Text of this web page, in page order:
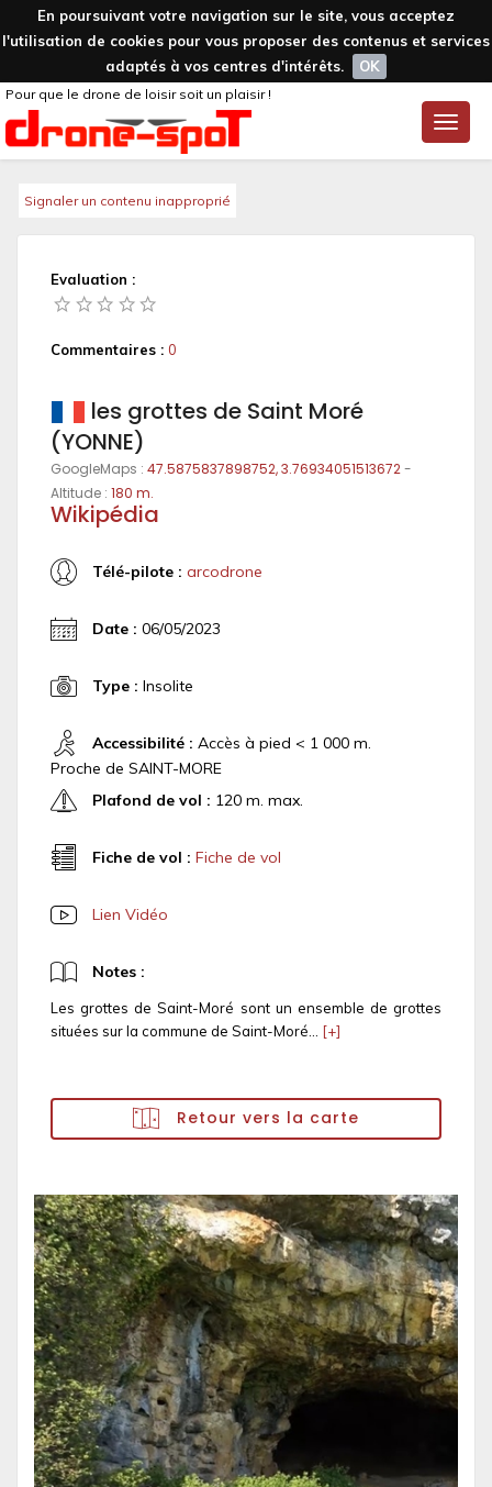
En poursuivant votre navigation sur le site, vous acceptez
l'utilisation de cookies pour vous proposer des contenus et services
adaptés à vos centres d'intérêts.
OK
Toggle
Pour que le drone de loisir soit un plaisir !
Signaler un contenu inapproprié
Evaluation :
Commentaires : 0
les grottes de Saint Moré
(YONNE)
GoogleMaps : 47.5875837898752, 3.76934051513672-
Altitude : 180 m.
Wikipédia
Télé-pilote : arcodrone
Date : 06/05/2023
Type : Insolite
Accessibilité : Accès à pied < 1 000 m.
Proche de SAINT-MORE
Plafond de vol : 120 m. max.
Fiche de vol : Fiche de vol
Lien Vidéo
Notes :
Les grottes de Saint-Moré sont un ensemble de grottes
situées sur la commune de Saint-Moré... [+]
Retour vers la carte